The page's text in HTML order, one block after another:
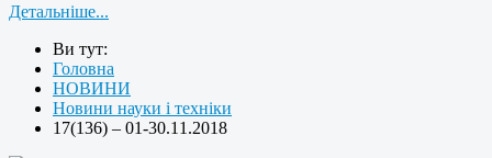
Детальніше...
Ви тут:
Головна
НОВИНИ
Новини науки і техніки
17(136) – 01-30.11.2018